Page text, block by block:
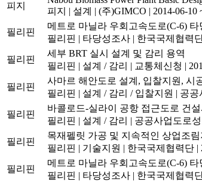
피지
피지
| 설계 | (주)GIMCO | 2014-06-10
필리핀
메트로 마닐라 우회고속도로(C-6) 타
필리핀 | 타당성조사 | 한국국제협력
필리핀
세부 BRT 실시 설계 및 감리 용역
필리핀 | 설계 / 감리 | 교통체신청 |
필리핀
사마르 해안도로 설계, 입찰지원, 시
필리핀 | 설계 / 감리 / 입찰지원 | 공공
필리핀
바콜로드-실라이 공항 접근도로 건
필리핀 | 설계 / 감리 | 공공사업도로성
필리핀
목재펠릿 가공 및 지속적인 상업조
필리핀 | 기술지원 | 한국국제협력단 |
필리핀
메트로 마닐라 우회고속도로(C-6)
필리핀 | 타당성조사 | 한국국제협력